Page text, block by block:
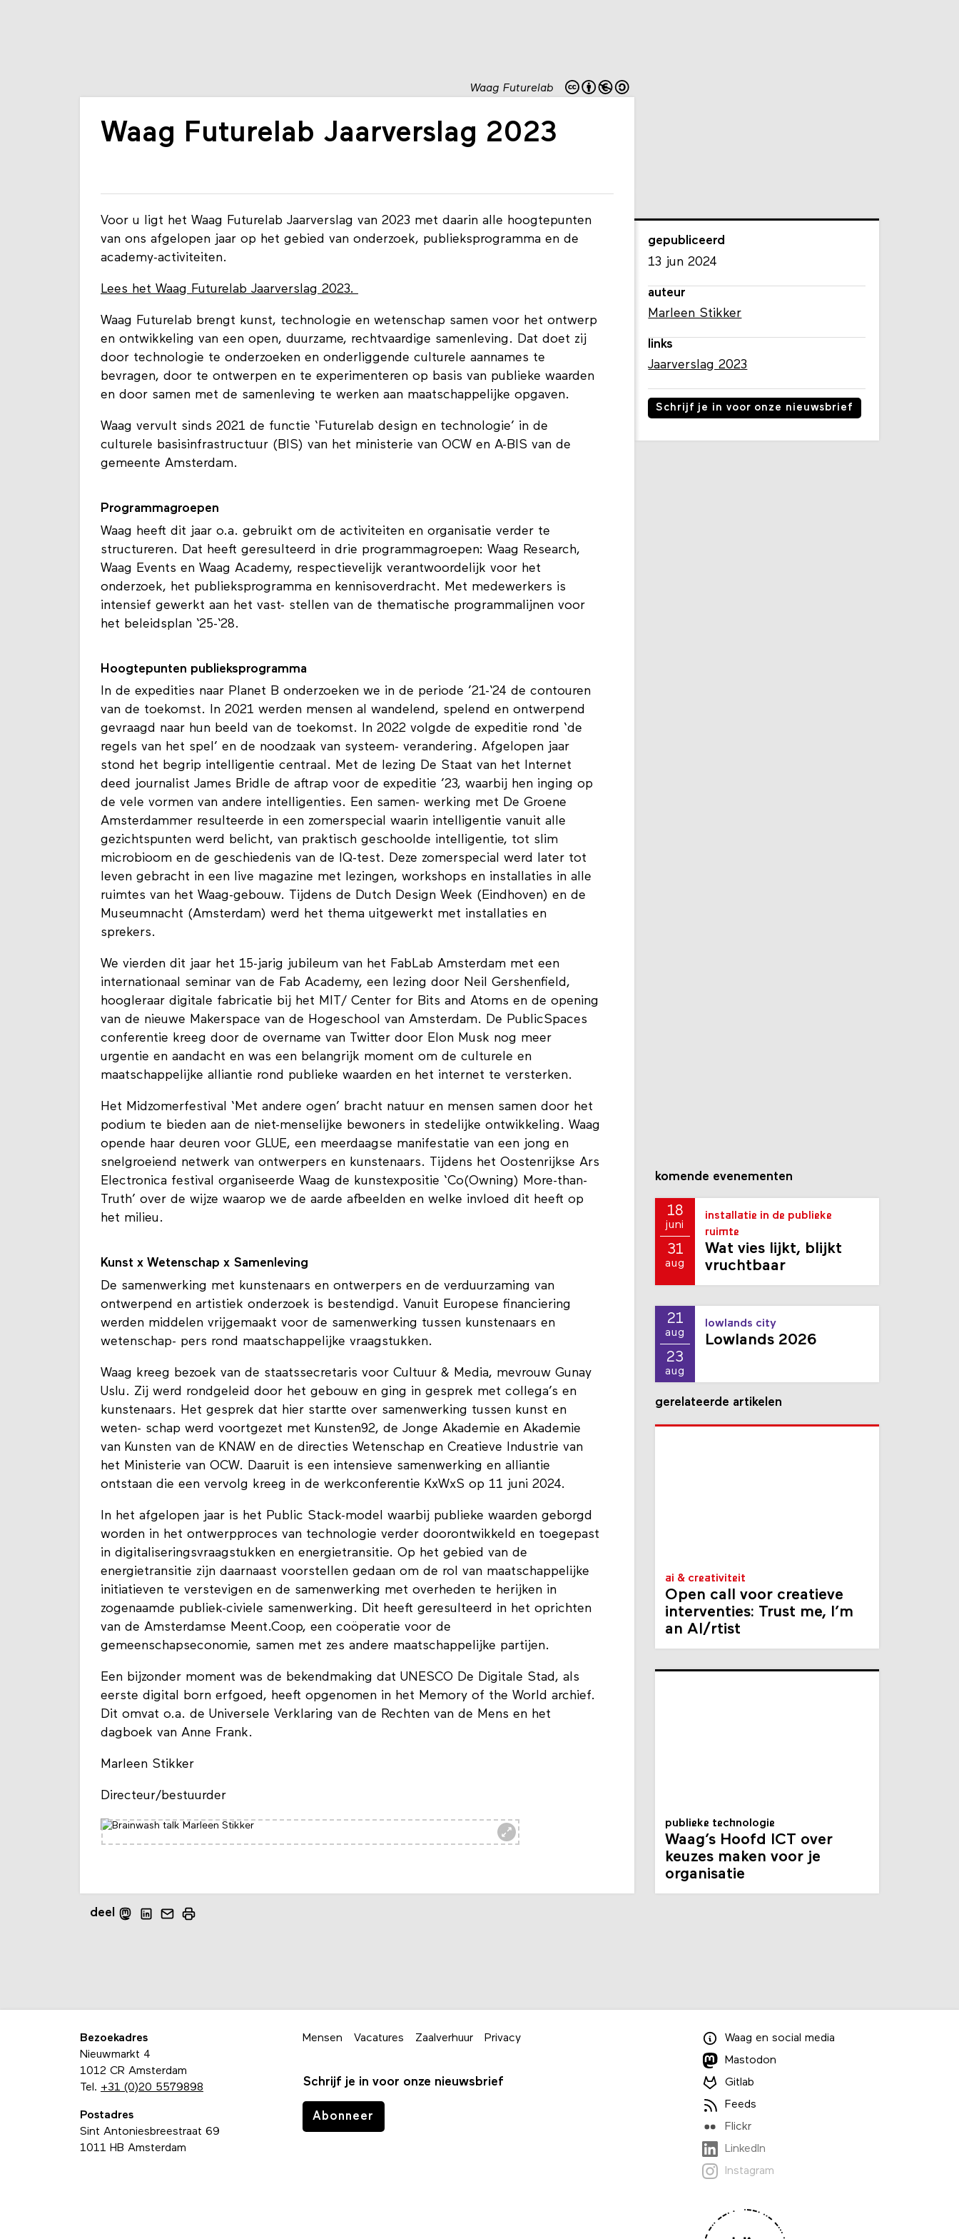
Waag Futurelab
Waag Futurelab Jaarverslag 2023
Voor u ligt het Waag Futurelab Jaarverslag van 2023 met daarin alle hoogtepunten
van ons afgelopen jaar op het gebied van onderzoek, publieksprogramma en de
academy-activiteiten.
Lees het Waag Futurelab Jaarverslag 2023.
Waag Futurelab brengt kunst, technologie en wetenschap samen voor het ontwerp
en ontwikkeling van een open, duurzame, rechtvaardige samenleving. Dat doet zij
door technologie te onderzoeken en onderliggende culturele aannames te
bevragen, door te ontwerpen en te experimenteren op basis van publieke waarden
en door samen met de samenleving te werken aan maatschappelijke opgaven.
Waag vervult sinds 2021 de functie ‘Futurelab design en technologie’ in de
culturele basisinfrastructuur (BIS) van het ministerie van OCW en A-BIS van de
gemeente Amsterdam.
Programmagroepen
Waag heeft dit jaar o.a. gebruikt om de activiteiten en organisatie verder te
structureren. Dat heeft geresulteerd in drie programmagroepen: Waag Research,
Waag Events en Waag Academy, respectievelijk verantwoordelijk voor het
onderzoek, het publieksprogramma en kennisoverdracht. Met medewerkers is
intensief gewerkt aan het vast- stellen van de thematische programmalijnen voor
het beleidsplan ‘25-‘28.
Hoogtepunten publieksprogramma
In de expedities naar Planet B onderzoeken we in de periode ’21-‘24 de contouren
van de toekomst. In 2021 werden mensen al wandelend, spelend en ontwerpend
gevraagd naar hun beeld van de toekomst. In 2022 volgde de expeditie rond ‘de
regels van het spel’ en de noodzaak van systeem- verandering. Afgelopen jaar
stond het begrip intelligentie centraal. Met de lezing De Staat van het Internet
deed journalist James Bridle de aftrap voor de expeditie ’23, waarbij hen inging op
de vele vormen van andere intelligenties. Een samen- werking met De Groene
Amsterdammer resulteerde in een zomerspecial waarin intelligentie vanuit alle
gezichtspunten werd belicht, van praktisch geschoolde intelligentie, tot slim
microbioom en de geschiedenis van de IQ-test. Deze zomerspecial werd later tot
leven gebracht in een live magazine met lezingen, workshops en installaties in alle
ruimtes van het Waag-gebouw. Tijdens de Dutch Design Week (Eindhoven) en de
Museumnacht (Amsterdam) werd het thema uitgewerkt met installaties en
sprekers.
We vierden dit jaar het 15-jarig jubileum van het FabLab Amsterdam met een
internationaal seminar van de Fab Academy, een lezing door Neil Gershenfield,
hoogleraar digitale fabricatie bij het MIT/ Center for Bits and Atoms en de opening
van de nieuwe Makerspace van de Hogeschool van Amsterdam. De PublicSpaces
conferentie kreeg door de overname van Twitter door Elon Musk nog meer
urgentie en aandacht en was een belangrijk moment om de culturele en
maatschappelijke alliantie rond publieke waarden en het internet te versterken.
Het Midzomerfestival ‘Met andere ogen’ bracht natuur en mensen samen door het
podium te bieden aan de niet-menselijke bewoners in stedelijke ontwikkeling. Waag
opende haar deuren voor GLUE, een meerdaagse manifestatie van een jong en
snelgroeiend netwerk van ontwerpers en kunstenaars. Tijdens het Oostenrijkse Ars
Electronica festival organiseerde Waag de kunstexpositie ‘Co(Owning) More-than-
Truth’ over de wijze waarop we de aarde afbeelden en welke invloed dit heeft op
het milieu.
Kunst x Wetenschap x Samenleving
De samenwerking met kunstenaars en ontwerpers en de verduurzaming van
ontwerpend en artistiek onderzoek is bestendigd. Vanuit Europese financiering
werden middelen vrijgemaakt voor de samenwerking tussen kunstenaars en
wetenschap- pers rond maatschappelijke vraagstukken.
Waag kreeg bezoek van de staatssecretaris voor Cultuur & Media, mevrouw Gunay
Uslu. Zij werd rondgeleid door het gebouw en ging in gesprek met collega’s en
kunstenaars. Het gesprek dat hier startte over samenwerking tussen kunst en
weten- schap werd voortgezet met Kunsten92, de Jonge Akademie en Akademie
van Kunsten van de KNAW en de directies Wetenschap en Creatieve Industrie van
het Ministerie van OCW. Daaruit is een intensieve samenwerking en alliantie
ontstaan die een vervolg kreeg in de werkconferentie KxWxS op 11 juni 2024.
In het afgelopen jaar is het Public Stack-model waarbij publieke waarden geborgd
worden in het ontwerpproces van technologie verder doorontwikkeld en toegepast
in digitaliseringsvraagstukken en energietransitie. Op het gebied van de
energietransitie zijn daarnaast voorstellen gedaan om de rol van maatschappelijke
initiatieven te verstevigen en de samenwerking met overheden te herijken in
zogenaamde publiek-civiele samenwerking. Dit heeft geresulteerd in het oprichten
van de Amsterdamse Meent.Coop, een coöperatie voor de
gemeenschapseconomie, samen met zes andere maatschappelijke partijen.
Een bijzonder moment was de bekendmaking dat UNESCO De Digitale Stad, als
eerste digital born erfgoed, heeft opgenomen in het Memory of the World archief.
Dit omvat o.a. de Universele Verklaring van de Rechten van de Mens en het
dagboek van Anne Frank.
Marleen Stikker
Directeur/bestuurder
gepubliceerd
13 jun 2024
auteur
Marleen Stikker
links
Jaarverslag 2023
Schrijf je in voor onze nieuwsbrief
deel
komende evenementen
18
juni
31
aug
installatie in de publieke
ruimte
Wat vies lijkt, blijkt
vruchtbaar
21
aug
23
aug
lowlands city
Lowlands 2026
gerelateerde artikelen
ai & creativiteit
Open call voor creatieve
interventies: Trust me, I’m
an AI/rtist
publieke technologie
Waag’s Hoofd ICT over
keuzes maken voor je
organisatie
Bezoekadres
Nieuwmarkt 4
1012 CR Amsterdam
Tel. +31 (0)20 5579898
Postadres
Sint Antoniesbreestraat 69
1011 HB Amsterdam
Mensen Vacatures Zaalverhuur Privacy
Schrijf je in voor onze nieuwsbrief
Abonneer
Waag en social media
Mastodon
Gitlab
Feeds
Flickr
LinkedIn
Instagram